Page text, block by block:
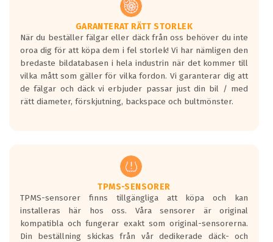
Vid körning i över 50km/h brukar
rullmotståndets ljud överträffa
motorljudet.
På däckmärkningen kommer det finnas
en symbol av ett däck med vågar. Hög
bullernivå markeras med svarta vågor
medans de vita vågorna påvisar om det är
ett tyst däck.
regelverket som introduceras år 2016.
Ett däck med två svarta vågor är redan
godkända för år 2016 nya regelverk.
Ett däck med en svart våg kommer vara
minst tre decibel tystare än det
regelverk som börjar gälla 2016.
GARANTERAT RÄTT STORLEK
När du beställer fälgar eller däck från oss behöver du inte
oroa dig för att köpa dem i fel storlek! Vi har nämligen den
bredaste bildatabasen i hela industrin när det kommer till
vilka mått som gäller för vilka fordon. Vi garanterar dig att
de fälgar och däck vi erbjuder passar just din bil / med
rätt diameter, förskjutning, backspace och bultmönster.
TPMS-SENSORER
TPMS-sensorer finns tillgängliga att köpa och kan
installeras här hos oss. Våra sensorer är original
kompatibla och fungerar exakt som original-sensorerna.
Din beställning skickas från vår dedikerade däck- och